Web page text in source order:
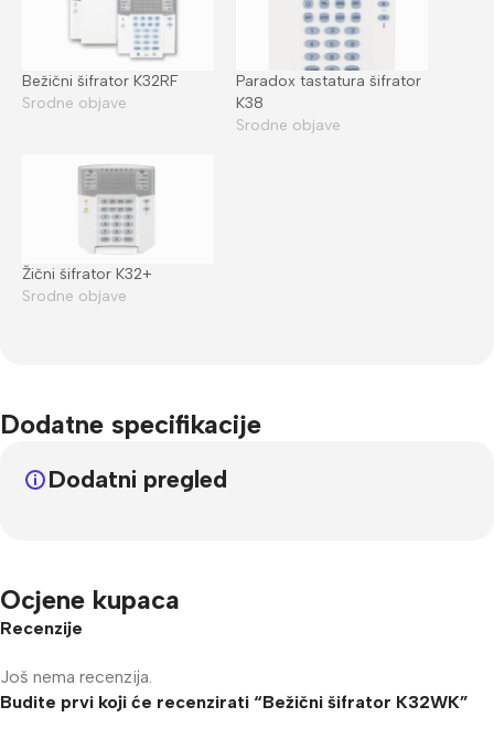
Bežični šifrator K32RF
Srodne objave
Paradox tastatura šifrator
K38
Srodne objave
Žični šifrator K32+
Srodne objave
Dodatne specifikacije
Dodatni pregled
Ocjene kupaca
Recenzije
Još nema recenzija.
Budite prvi koji će recenzirati “Bežični šifrator K32WK”